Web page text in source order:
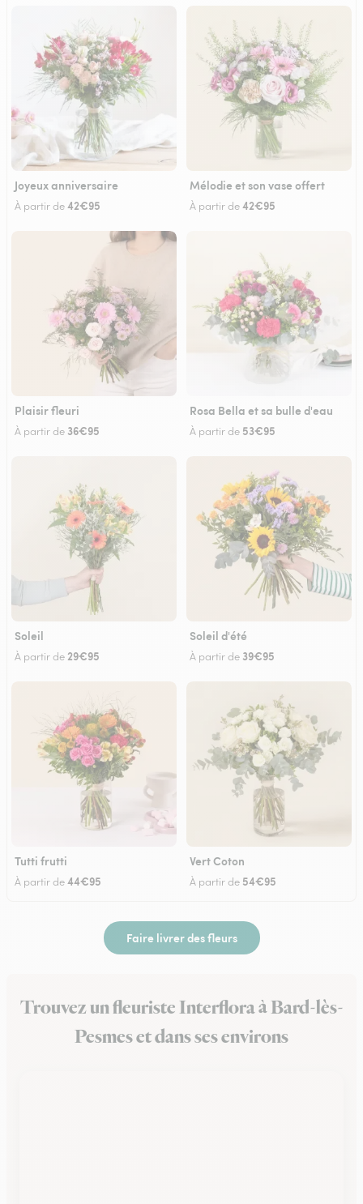
Joyeux anniversaire
À partir de42€95
Mélodie et son vase offert
À partir de42€95
Plaisir fleuri
À partir de 36€95
Rosa Bella et sa bulle d'eau
À partir de 53€95
Soleil
À partir de 29€95
Soleil d'été
À partir de 39€95
Tutti frutti
À partir de44€95
Vert Coton
À partir de 54€95
Faire livrer des fleurs
Trouvez un fleuriste Interflora à Bard-lès-
Pesmes et dans ses environs